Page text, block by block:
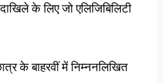
के लिए जो एलिजिबिलिटी
के बाहरवीं में निम्ननलिखित